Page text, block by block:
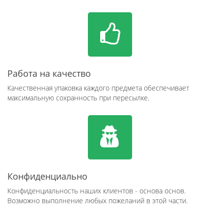
Работа на качество
Качественная упаковка каждого предмета обеспечивает
максимальную сохранность при пересылке.
Конфиденциально
Конфиденциальность наших клиентов - основа основ.
Возможно выполнение любых пожеланий в этой части.